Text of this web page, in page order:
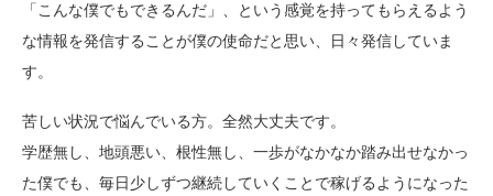
「こんな僕でもできるんだ」、という感覚を持ってもらえるよう
な情報を発信することが僕の使命だと思い、日々発信していま
す。
苦しい状況で悩んでいる方。全然大丈夫です。
学歴無し、地頭悪い、根性無し、一歩がなかなか踏み出せなかっ
た僕でも、毎日少しずつ継続していくことで稼げるようになった